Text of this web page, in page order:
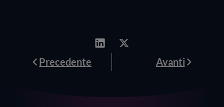
PrevPrecedente AvantiAvanti